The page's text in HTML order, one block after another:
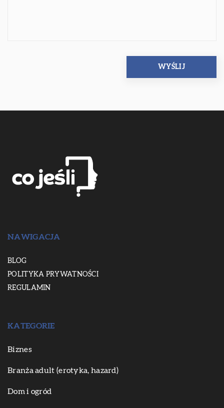
NAWIGACJA
BLOG
POLITYKA PRYWATNOŚCI
REGULAMIN
KATEGORIE
Biznes
Branża adult (erotyka, hazard)
Dom i ogród